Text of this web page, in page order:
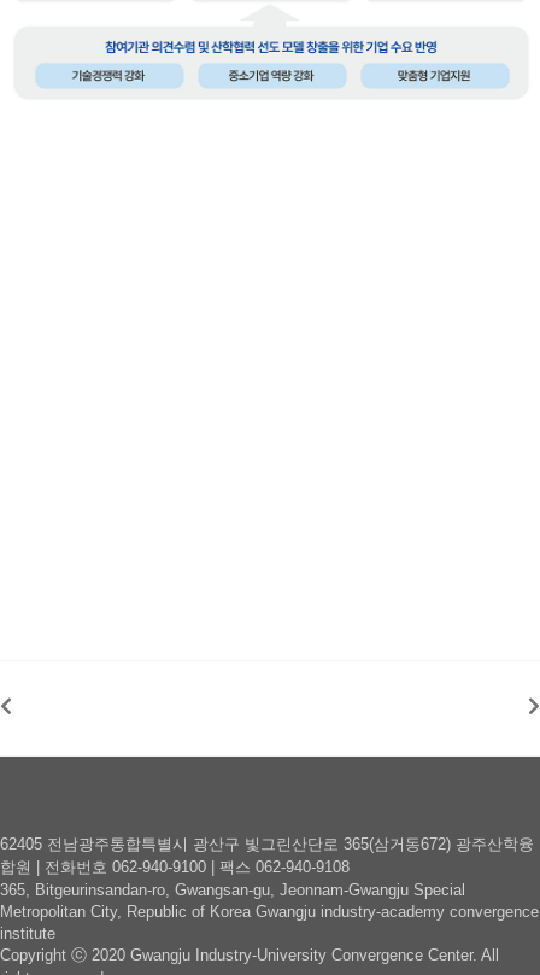
62405 전남광주통합특별시 광산구 빛그린산단로 365(삼거동672) 광주산학융
합원 | 전화번호 062-940-9100 | 팩스 062-940-9108
365, Bitgeurinsandan-ro, Gwangsan-gu, Jeonnam-Gwangju Special
Metropolitan City, Republic of Korea Gwangju industry-academy convergence
institute
Copyright ⓒ 2020 Gwangju Industry-University Convergence Center. All